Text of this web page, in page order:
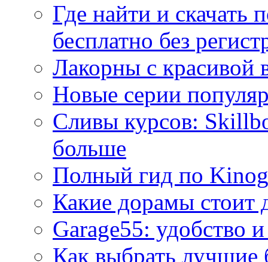
Где найти и
бесплатно без
Лакорны с красивой
Новые серии
Сливы курсов:
больше
Полный гид по
Какие дорамы стоит
Garage55: удобство
Как выбрать